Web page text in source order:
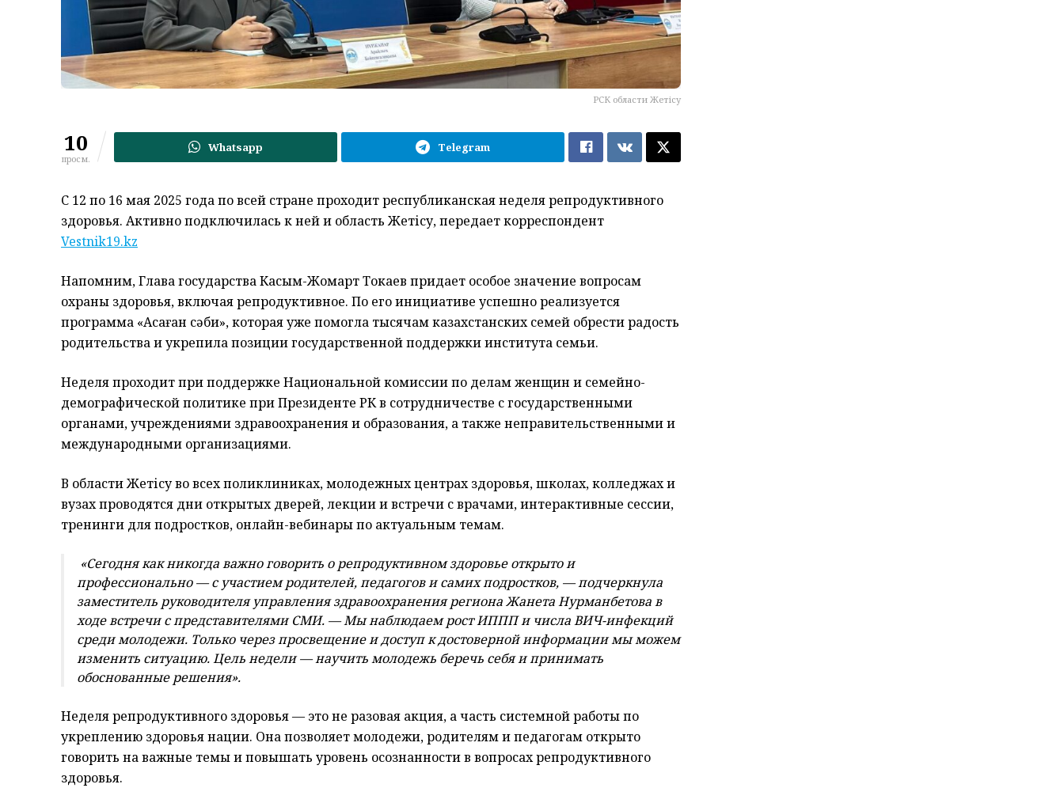
РСК области Жетісу
10
просм.
Whatsapp Telegram
С 12 по 16 мая 2025 года по всей стране проходит республиканская неделя репродуктивного
здоровья. Активно подключилась к ней и область Жетісу, передает корреспондент
Vestnik19.kz
Напомним, Глава государства Касым-Жомарт Токаев придает особое значение вопросам
охраны здоровья, включая репродуктивное. По его инициативе успешно реализуется
программа «Аңсаған сәби», которая уже помогла тысячам казахстанских семей обрести радость
родительства и укрепила позиции государственной поддержки института семьи.
Неделя проходит при поддержке Национальной комиссии по делам женщин и семейно-
демографической политике при Президенте РК в сотрудничестве с государственными
органами, учреждениями здравоохранения и образования, а также неправительственными и
международными организациями.
В области Жетісу во всех поликлиниках, молодежных центрах здоровья, школах, колледжах и
вузах проводятся дни открытых дверей, лекции и встречи с врачами, интерактивные сессии,
тренинги для подростков, онлайн-вебинары по актуальным темам.
«Сегодня как никогда важно говорить о репродуктивном здоровье открыто и
профессионально — с участием родителей, педагогов и самих подростков, — подчеркнула
заместитель руководителя управления здравоохранения региона Жанета Нурманбетова в
ходе встречи с представителями СМИ. — Мы наблюдаем рост ИППП и числа ВИЧ-инфекций
среди молодежи. Только через просвещение и доступ к достоверной информации мы можем
изменить ситуацию. Цель недели — научить молодежь беречь себя и принимать
обоснованные решения».
Неделя репродуктивного здоровья — это не разовая акция, а часть системной работы по
укреплению здоровья нации. Она позволяет молодежи, родителям и педагогам открыто
говорить на важные темы и повышать уровень осознанности в вопросах репродуктивного
здоровья.